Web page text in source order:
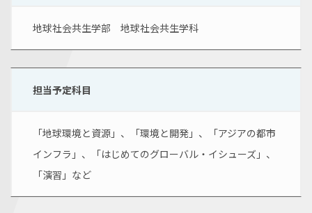
地球社会共生学部　地球社会共生学科
担当予定科目
「地球環境と資源」、「環境と開発」、「アジアの都市
インフラ」、「はじめてのグローバル・イシューズ」、
「演習」など